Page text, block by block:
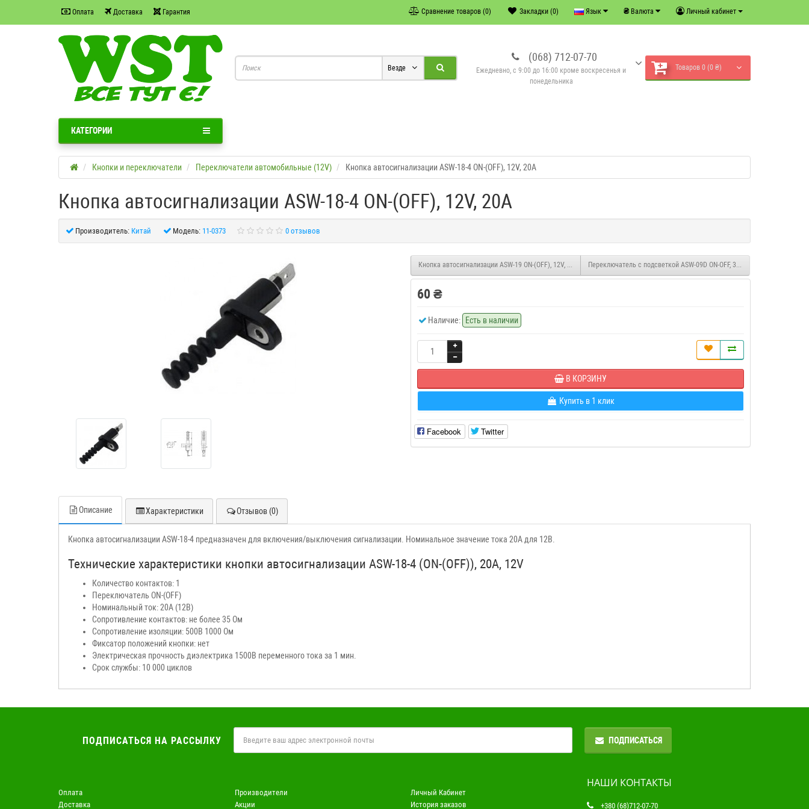
Оплата Доставка Гарантия Личный кабинет
₴ Валюта
Язык
Закладки (0)
Сравнение товаров (0)
(068) 712-07-70
Ежедневно, с 9:00 до 16:00 кроме воскресенья и
понедельника
Товаров 0 (0 ₴)
Везде
КАТЕГОРИИ
Кнопки и переключатели Переключатели автомобильные (12V) Кнопка автосигнализации ASW-18-4 ON-(OFF), 12V, 20A
Кнопка автосигнализации ASW-18-4 ON-(OFF), 12V, 20A
Производитель: Китай Модель: 11-0373 0 отзывов
Кнопка автосигнализации ASW-19 ON-(OFF), 12V, 20A Переключатель с подсветкой ASW-09D ON-OFF, 3pin, 12V, 20А, Желтый
60 ₴
Наличие: Есть в наличии
В КОРЗИНУ
Купить в 1 клик
Facebook Twitter
Описание Характеристики Отзывов (0)
Кнопка автосигнализации ASW-18-4 предназначен для включения/выключения сигнализации. Номинальное значение тока 20А для 12В.
Технические характеристики кнопки автосигнализации ASW-18-4 (ON-(OFF)), 20А, 12V
Количество контактов: 1
Переключатель ON-(OFF)
Номинальный ток: 20А (12В)
Сопротивление контактов: не более 35 Ом
Сопротивление изоляции: 500В 1000 Ом
Фиксатор положений кнопки: нет
Электрическая прочность диэлектрика 1500В переменного тока за 1 мин.
Срок службы: 10 000 циклов
ПОДПИСАТЬСЯ НА РАССЫЛКУ ПОДПИСАТЬСЯ
Оплата
Доставка
Производители
Акции
Личный Кабинет
История заказов
НАШИ КОНТАКТЫ
+380 (68)712-07-70